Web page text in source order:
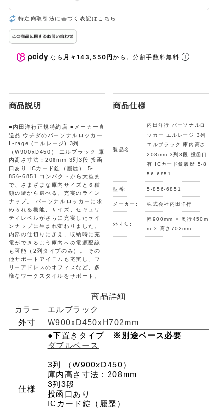
特定商取引法に基づく表記はこちら
なら 月々143,550円から。分割手数料無料
商品説明
■内田洋行正規特約店 ■メーカー直
送品 ウチダのパーソナルロッカー
L-rage (エルレージ) 3列
（W900xD450） エルブラック 庫
内高さ寸法：208mm 3列3段 投函
口あり ICカード錠（履歴） 5-
856-6851 コンパクトから大型ま
で、さまざまな庫内サイズと６種
類の鍵から選べる、充実のライン
ナップ。 パーソナルロッカーに求
められる機能、サイズ、セキュリ
ティレベルがさらに充実したライ
ンナップに生まれ変わりました。
内部の仕切りに加え、収納時に充
電ができるよう庫内への電源配線
も可能（2列タイプのみ）。 その
他サポートアイテムも充実し、フ
リーアドレスのオフィスなど、多
様なワークスタイルをサポート。
商品仕様
製品名:
内田洋行 パーソナルロ
ッカー エルレージ 3列
エルブラック 庫内高さ
208mm 3列3段 投函口
有 ICカード錠履歴 5-8
56-6851
型番: 5-856-6851
メーカー: 株式会社内田洋行
外寸法:
幅900mm × 奥行450m
m × 高さ702mm
商品詳細
カラー
エルブラック
外寸
W900xD450xH702mm
仕様
●下置きタイプ ※別途ベース必要
ダブルベース
3列 （W900xD450）
庫内高さ寸法：208mm
3列3段
投函口あり
ICカード錠（履歴）